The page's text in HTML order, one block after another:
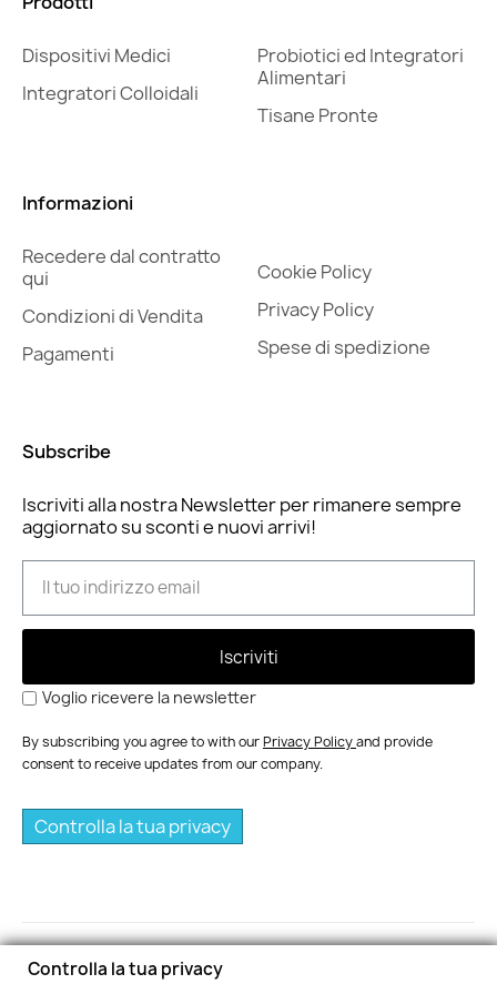
Dispositivi Medici
Integratori Colloidali
Probiotici ed Integratori
Alimentari
Tisane Pronte
Informazioni
Recedere dal contratto
qui
Condizioni di Vendita
Pagamenti
Cookie Policy
Privacy Policy
Spese di spedizione
Subscribe
Iscriviti alla nostra Newsletter per rimanere sempre
aggiornato su sconti e nuovi arrivi!
Iscriviti
Voglio ricevere la newsletter
By subscribing you agree to with ourPrivacy Policyand provide
consent to receive updates from our company.
Controlla la tua privacy
© 2015 Cytodiagnostic S.r.l C.O.E SM 07939 Iscritto al
Controlla la tua privacy